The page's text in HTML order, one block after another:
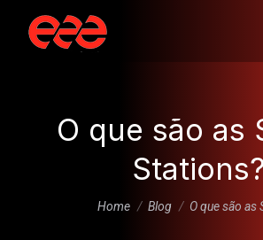
O que são as
Stations?
You are here:
Home Blog O que são as